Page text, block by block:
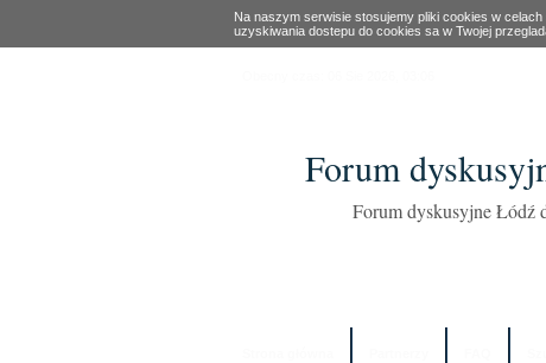
Na naszym serwisie stosujemy pliki cookies w
uzyskiwania dostepu do cookies sa w Twojej
Forum
Forum dyskusyjne Łódź